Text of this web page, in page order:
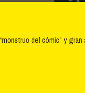
del cómic” y gran